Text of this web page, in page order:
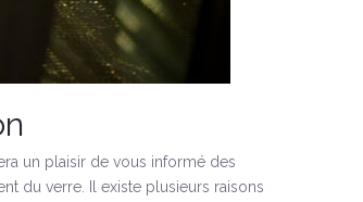
un plaisir de vous informé des
du verre. Il existe plusieurs raisons